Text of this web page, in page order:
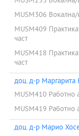
MUSM306
MUSM409
част
MUSM418
част
доц. д-р Маргарита
MUSM410 Работно
MUSM419 Работно
доц. д-р Марио